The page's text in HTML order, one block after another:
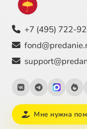
+7 (495) 722-
Мне нужна